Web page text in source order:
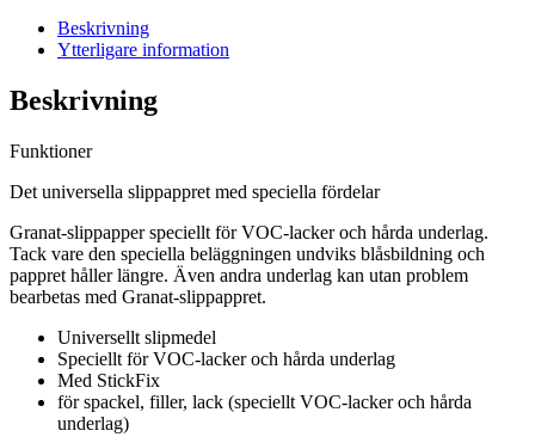
Beskrivning
Ytterligare information
Beskrivning
Funktioner
Det universella slippappret med speciella fördelar
Granat-slippapper speciellt för VOC-lacker och hårda underlag.
Tack vare den speciella beläggningen undviks blåsbildning och
pappret håller längre. Även andra underlag kan utan problem
bearbetas med Granat-slippappret.
Universellt slipmedel
Speciellt för VOC-lacker och hårda underlag
Med StickFix
för spackel, filler, lack (speciellt VOC-lacker och hårda
underlag)